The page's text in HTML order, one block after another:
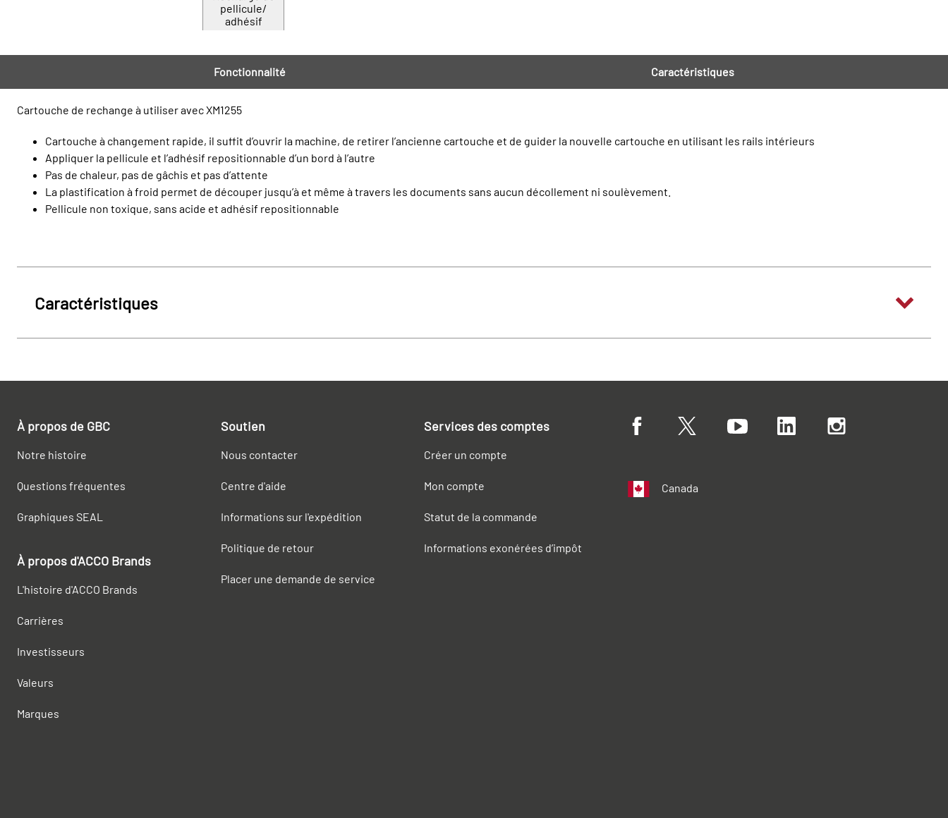
Fonctionnalité Caractéristiques
Cartouche de rechange à utiliser avec XM1255
Cartouche à changement rapide, il suffit d’ouvrir la machine, de retirer l’ancienne cartouche et de guider la nouvelle cartouche en utilisant les rails intérieurs
Appliquer la pellicule et l’adhésif repositionnable d’un bord à l’autre
Pas de chaleur, pas de gâchis et pas d’attente
La plastification à froid permet de découper jusqu’à et même à travers les documents sans aucun décollement ni soulèvement.
Pellicule non toxique, sans acide et adhésif repositionnable
Caractéristiques
À propos de GBC
Notre histoire
Questions fréquentes
Graphiques SEAL
À propos d'ACCO Brands
L'histoire d'ACCO Brands
Carrières
Investisseurs
Valeurs
Marques
Soutien
Nous contacter
Centre d'aide
Informations sur l'expédition
Politique de retour
Placer une demande de service
Services des comptes
Créer un compte
Mon compte
Statut de la commande
Informations exonérées d’impôt
Canada